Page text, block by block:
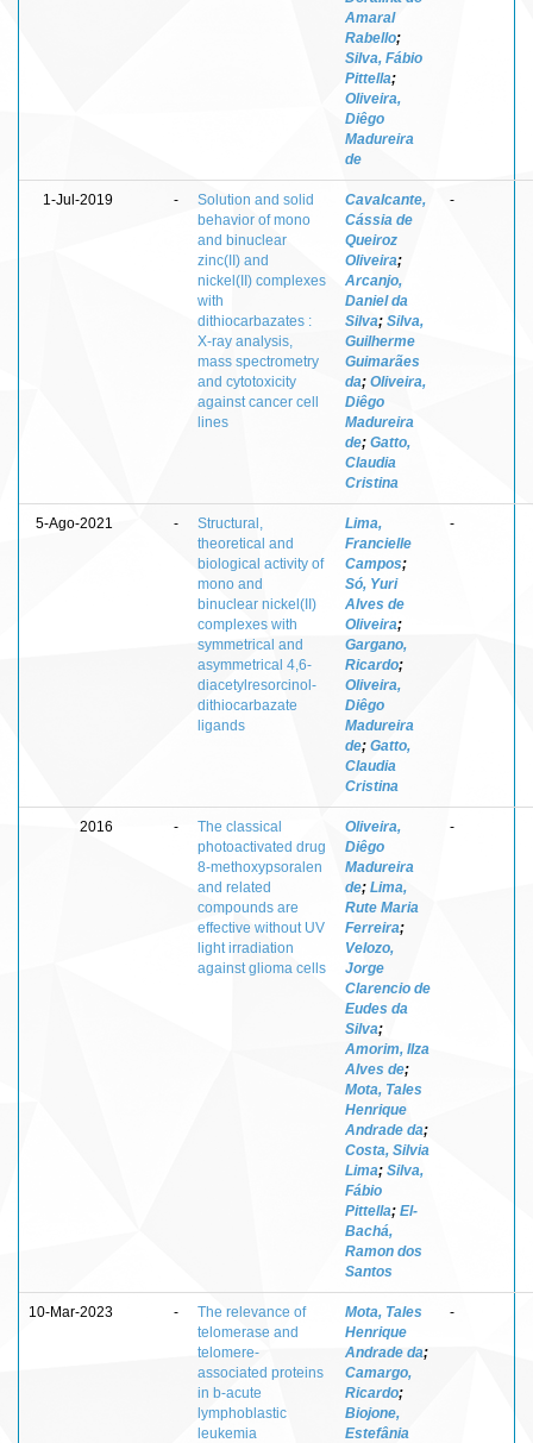
Amaral
Rabello;
Silva, Fábio
Pittella;
Oliveira,
Diêgo
Madureira
de
1-Jul-2019 -
Solution and solid
behavior of mono
and binuclear
zinc(II) and
nickel(II) complexes
with
dithiocarbazates :
X-ray analysis,
mass spectrometry
and cytotoxicity
against cancer cell
lines
Cavalcante,
Cássia de
Queiroz
Oliveira;
Arcanjo,
Daniel da
Silva; Silva,
Guilherme
Guimarães
da; Oliveira,
Diêgo
Madureira
de; Gatto,
Claudia
Cristina
-
5-Ago-2021 -
Structural,
theoretical and
biological activity of
mono and
binuclear nickel(II)
complexes with
symmetrical and
asymmetrical 4,6-
diacetylresorcinol-
dithiocarbazate
ligands
Lima,
Francielle
Campos;
Só, Yuri
Alves de
Oliveira;
Gargano,
Ricardo;
Oliveira,
Diêgo
Madureira
de; Gatto,
Claudia
Cristina
-
2016 -
The classical
photoactivated drug
8-methoxypsoralen
and related
compounds are
effective without UV
light irradiation
against glioma cells
Oliveira,
Diêgo
Madureira
de; Lima,
Rute Maria
Ferreira;
Velozo,
Jorge
Clarencio de
Eudes da
Silva;
Amorim, Ilza
Alves de;
Mota, Tales
Henrique
Andrade da;
Costa, Silvia
Lima; Silva,
Fábio
Pittella; El-
Bachá,
Ramon dos
Santos
-
10-Mar-2023 -
The relevance of
telomerase and
telomere-
associated proteins
in b-acute
lymphoblastic
leukemia
Mota, Tales
Henrique
Andrade da;
Camargo,
Ricardo;
Biojone,
Estefânia
-